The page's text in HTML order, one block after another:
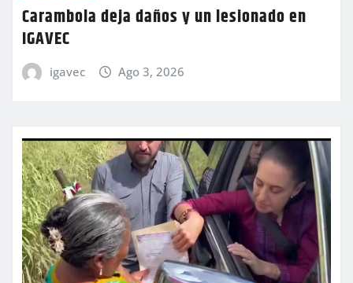
Carambola deja daños y un lesionado en
IGAVEC
igavec Ago 3, 2026